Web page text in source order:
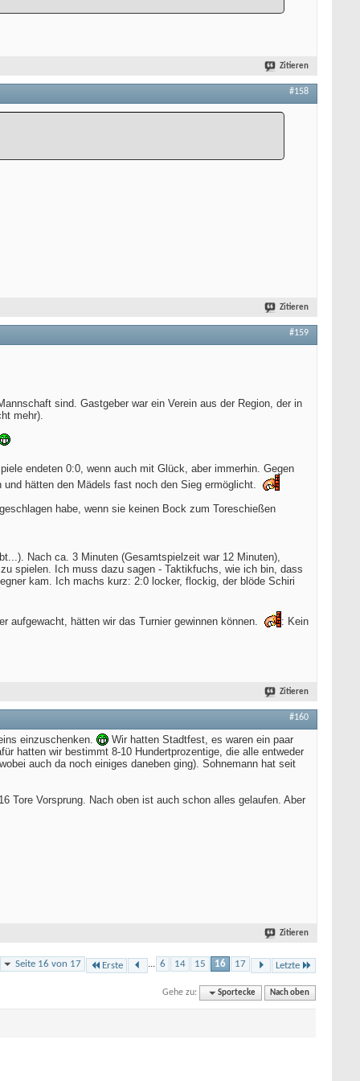
Zitieren
#158
Zitieren
#159
sind. Gastgeber war ein Verein aus der Region, der in
mehr).
endeten 0:0, wenn auch mit Glück, aber immerhin. Gegen
hätten den Mädels fast noch den Sieg ermöglicht.
habe, wenn sie keinen Bock zum Toreschießen
Nach ca. 3 Minuten (Gesamtspielzeit war 12 Minuten),
spielen. Ich muss dazu sagen - Taktikfuchs, wie ich bin, dass
kam. Ich machs kurz: 2:0 locker, flockig, der blöde Schiri
aufgewacht, hätten wir das Turnier gewinnen können.
: Kein
Zitieren
#160
einzuschenken.
Wir hatten Stadtfest, es waren ein paar
hatten wir bestimmt 8-10 Hundertprozentige, die alle entweder
auch da noch einiges daneben ging). Sohnemann hat seit
Tore Vorsprung. Nach oben ist auch schon alles gelaufen. Aber
Zitieren
Seite 16 von 17 Erste ... 6 14 15 16 17 Letzte
Gehe zu: Sportecke Nach oben